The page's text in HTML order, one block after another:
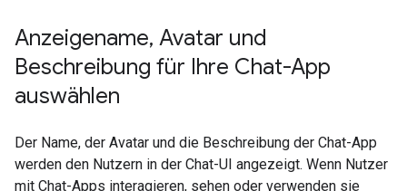
Anzeigename, Avatar und
Beschreibung für Ihre Chat-App
auswählen
Der Name, der Avatar und die Beschreibung der Chat-App
werden den Nutzern in der Chat-UI angezeigt. Wenn Nutzer
mit Chat-Apps interagieren, sehen oder verwenden sie